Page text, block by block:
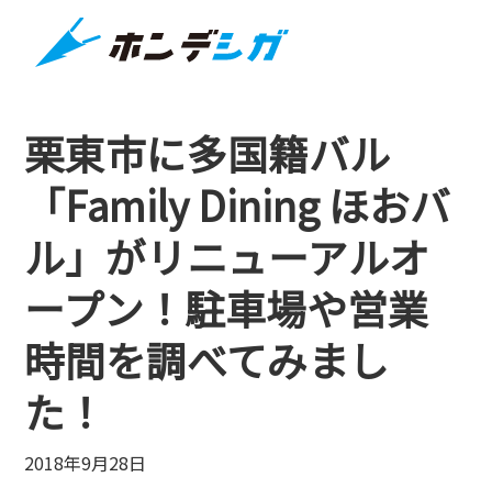
栗東市に多国籍バル
「Family Dining ほおバ
ル」がリニューアルオ
ープン！駐車場や営業
時間を調べてみまし
た！
2018年9月28日